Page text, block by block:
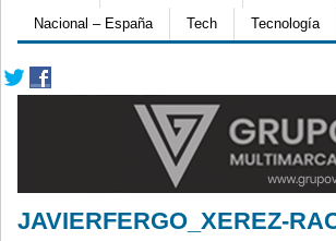
Nacional – España
Tech Tecnología
JAVIERFERGO_XEREZ-